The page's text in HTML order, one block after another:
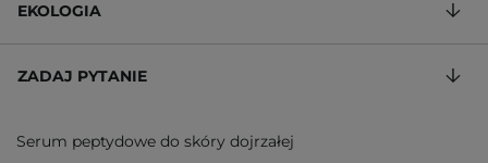
EKOLOGIA
ZADAJ PYTANIE
Serum peptydowe do skóry dojrzałej